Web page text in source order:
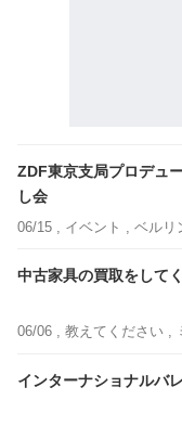
ZDF東京支局プロデュ
し会
06/15 , イベント , ベルリ
中古家具の買取をして
06/06 , 教えてください ,
インターナショナルバ